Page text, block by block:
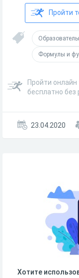
Пройти
Формулы и
Пройти
бесплатно
23.04.2020
Хотите